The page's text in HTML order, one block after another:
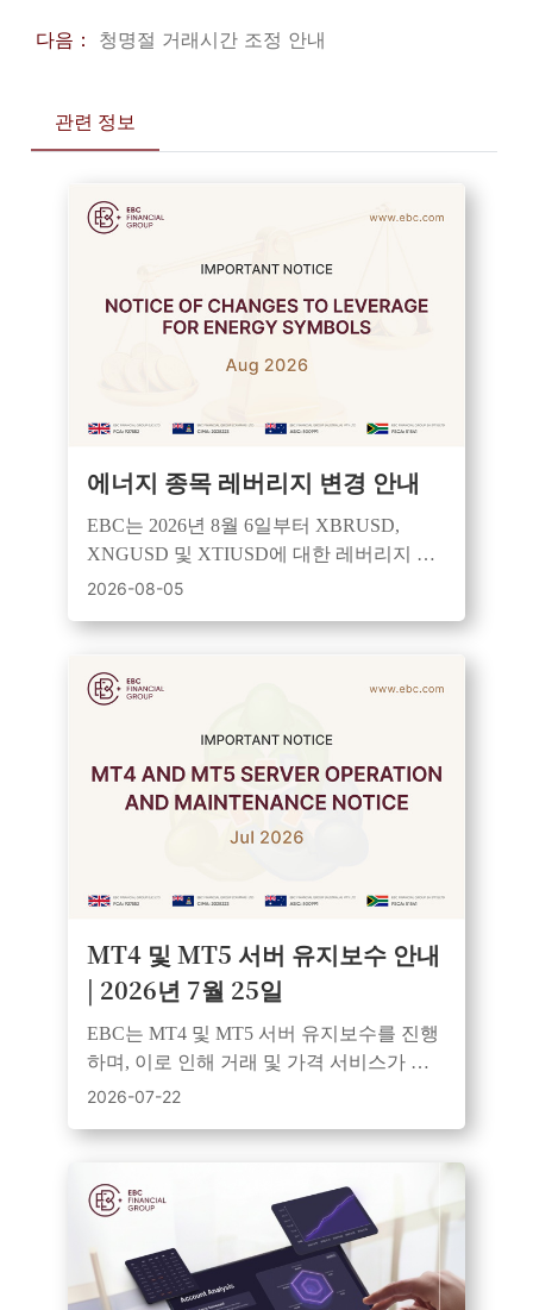
다음： 청명절 거래시간 조정 안내
관련 정보
에너지 종목 레버리지 변경 안내
EBC는 2026년 8월 6일부터 XBRUSD,
XNGUSD 및 XTIUSD에 대한 레버리지 규
칙을 개정하여 세션 기반 제어 및 강화된 위
2026-08-05
MT4 및 MT5 서버 유지보수 안내
| 2026년 7월 25일
EBC는 MT4 및 MT5 서버 유지보수를 진행
하며, 이로 인해 거래 및 가격 서비스가 일
시적으로 중단됩니다. 모든 시스템은 유지
2026-07-22